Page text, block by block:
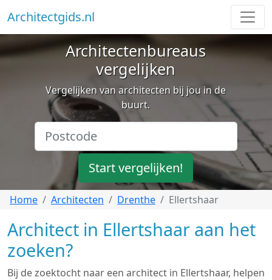
Architectgids.nl
Architectenbureaus
vergelijken
Vergelijken van architecten bij jou in de
buurt.
Start vergelijken!
Home Architecten Drenthe Ellertshaar
Architect in Ellertshaar aan het
zoeken?
Bij de zoektocht naar een architect in Ellertshaar, helpen